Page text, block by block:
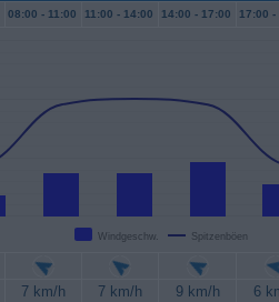
08:00 - 11:00 11:00 - 14:00 14:00 - 17:00 17:00 -
Windgeschw. Spitzenböen
7 km/h 7 km/h 9 km/h
6